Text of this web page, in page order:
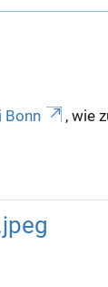
Bonn , wie